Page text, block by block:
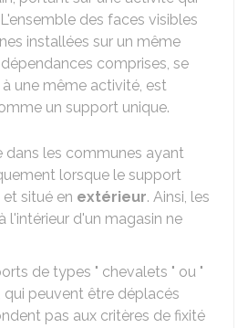
des faces visibles
installées sur un même
comprises, se
une même activité, est
un support unique.
dans les communes ayant
lorsque le support
et situé en extérieur. Ainsi, les
l'intérieur d'un magasin ne
de types " chevalets " ou "
qui peuvent être déplacés
pas aux critères de fixité